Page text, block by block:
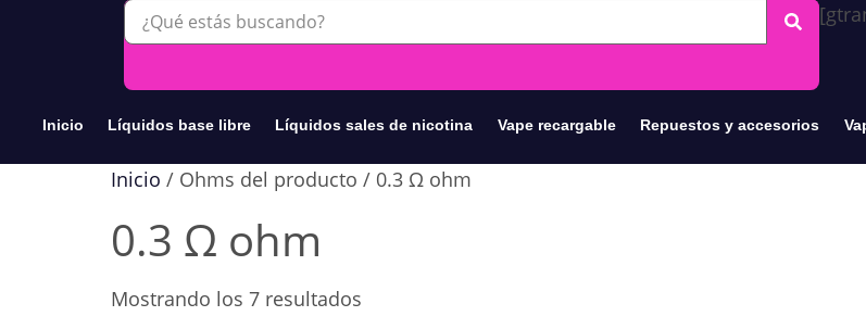
Inicio Líquidos base libre Líquidos sales de nicotina Vape recargable Repuestos y accesorios
Inicio / Ohms del producto / 0.3 Ω ohm
0.3 Ω ohm
Mostrando los 7 resultados